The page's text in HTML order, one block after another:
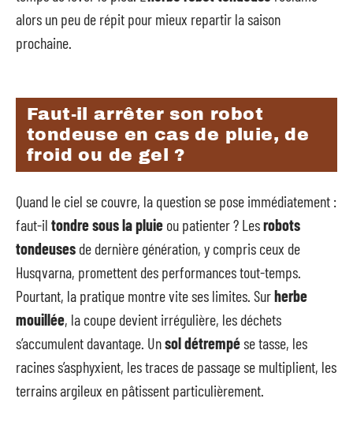
alors un peu de répit pour mieux repartir la saison
prochaine.
Faut-il arrêter son robot
tondeuse en cas de pluie, de
froid ou de gel ?
Quand le ciel se couvre, la question se pose immédiatement :
faut-il tondre sous la pluie ou patienter ? Lesrobots
tondeuses de dernière génération, y compris ceux de
Husqvarna, promettent des performances tout-temps.
Pourtant, la pratique montre vite ses limites. Surherbe
mouillée, la coupe devient irrégulière, les déchets
s’accumulent davantage. Unsol détrempése tasse, les
racines s’asphyxient, les traces de passage se multiplient, les
terrains argileux en pâtissent particulièrement.